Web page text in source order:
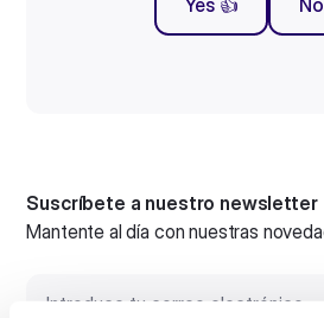
Suscríbete a nuestro newsletter
Mantente al día con nuestras